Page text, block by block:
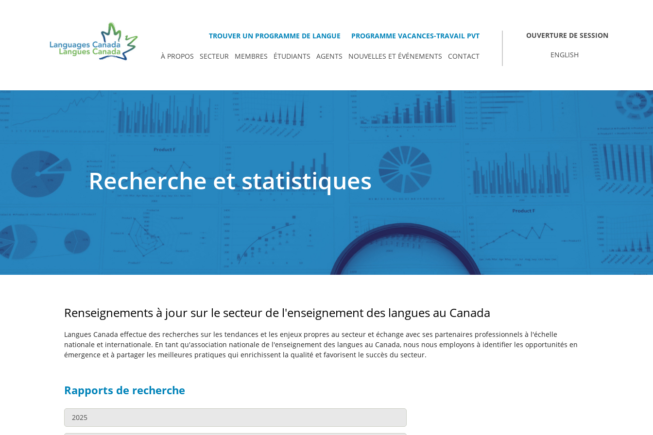
TROUVER UN PROGRAMME DE LANGUE PROGRAMME VACANCES-TRAVAIL PVT
À PROPOS SECTEUR MEMBRES ÉTUDIANTS AGENTS NOUVELLES ET ÉVÉNEMENTS CONTACT
OUVERTURE DE SESSION
ENGLISH
Recherche et statistiques
Renseignements à jour sur le secteur de l'enseignement des langues au Canada
Langues Canada effectue des recherches sur les tendances et les enjeux propres au secteur et échange avec ses partenaires professionnels à l'échelle
nationale et internationale. En tant qu'association nationale de l'enseignement des langues au Canada, nous nous employons à identifier les opportunités en
émergence et à partager les meilleures pratiques qui enrichissent la qualité et favorisent le succès du secteur.
Rapports de recherche
2025